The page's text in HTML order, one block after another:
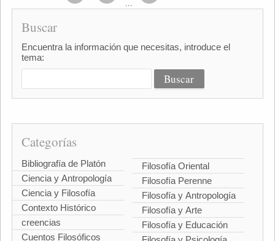
...
Buscar
Encuentra la información que necesitas, introduce el
tema:
Categorías
Bibliografía de Platón
Ciencia y Antropología
Ciencia y Filosofía
Contexto Histórico
creencias
Cuentos Filosóficos
Filosofía Oriental
Filosofía Perenne
Filosofía y Antropología
Filosofía y Arte
Filosofía y Educación